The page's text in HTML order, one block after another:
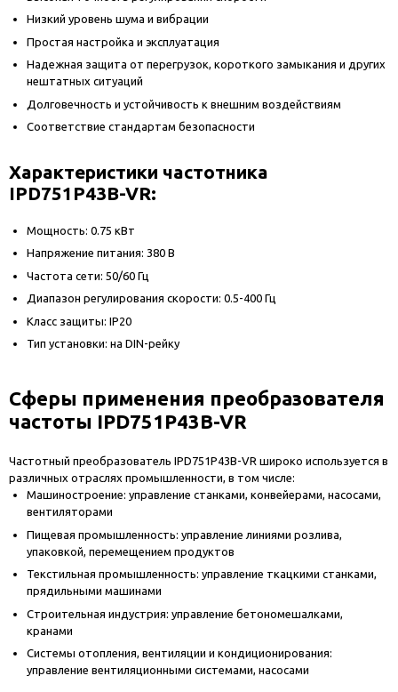
Низкий уровень шума и вибрации
Простая настройка и эксплуатация
Надежная защита от перегрузок, короткого замыкания и других
нештатных ситуаций
Долговечность и устойчивость к внешним воздействиям
Соответствие стандартам безопасности
Характеристики частотника
IPD751P43B-VR:
Мощность: 0.75 кВт
Напряжение питания: 380 В
Частота сети: 50/60 Гц
Диапазон регулирования скорости: 0.5-400 Гц
Класс защиты: IP20
Тип установки: на DIN-рейку
Сферы применения преобразователя
частоты IPD751P43B-VR
Частотный преобразователь IPD751P43B-VR широко используется в
различных отраслях промышленности, в том числе:
Машиностроение: управление станками, конвейерами, насосами,
вентиляторами
Пищевая промышленность: управление линиями розлива,
упаковкой, перемещением продуктов
Текстильная промышленность: управление ткацкими станками,
прядильными машинами
Строительная индустрия: управление бетономешалками,
кранами
Системы отопления, вентиляции и кондиционирования:
управление вентиляционными системами, насосами